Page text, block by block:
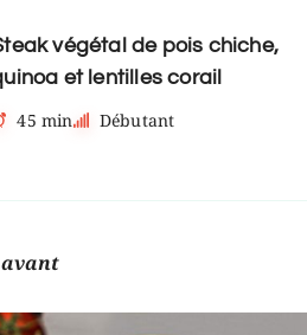
végétal de pois chiche,
et lentilles corail
45 min
Débutant
avant